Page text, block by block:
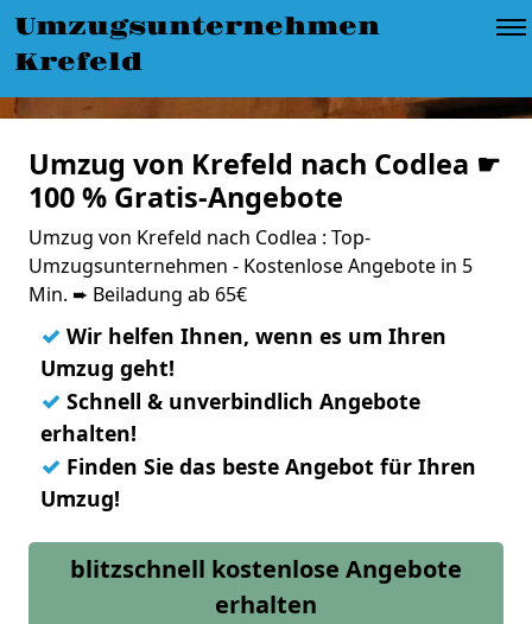
Umzugsunternehmen
Krefeld
Umzug von Krefeld nach Codlea ☛
100 % Gratis-Angebote
Umzug von Krefeld nach Codlea : Top-
Umzugsunternehmen - Kostenlose Angebote in 5
Min. ➨ Beiladung ab 65€
✓ Wir helfen Ihnen, wenn es um Ihren
Umzug geht!
✓ Schnell & unverbindlich Angebote
erhalten!
✓ Finden Sie das beste Angebot für Ihren
Umzug!
blitzschnell kostenlose Angebote
erhalten